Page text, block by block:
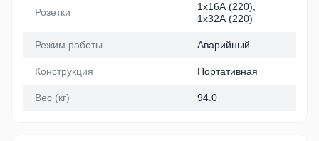
Розетки
1х16А (220),
1х32А (220)
Режим работы Аварийный
Конструкция Портативная
Вес (кг) 94.0